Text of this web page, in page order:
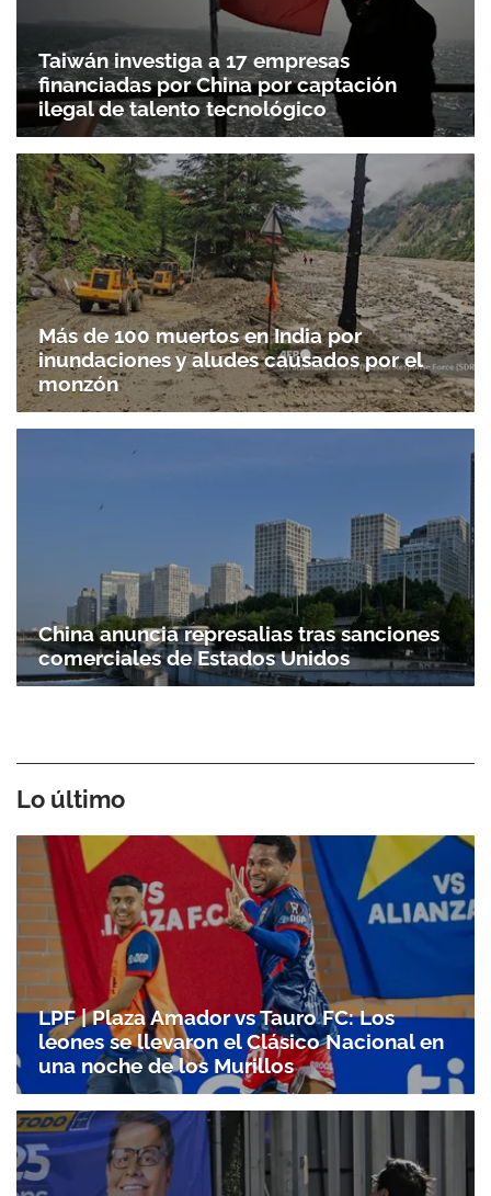
Taiwán investiga a 17 empresas
financiadas por China por captación
ilegal de talento tecnológico
Más de 100 muertos en India por
inundaciones y aludes causados por el
monzón
China anuncia represalias tras sanciones
comerciales de Estados Unidos
Lo último
LPF | Plaza Amador vs Tauro FC: Los
leones se llevaron el Clásico Nacional en
una noche de los Murillos